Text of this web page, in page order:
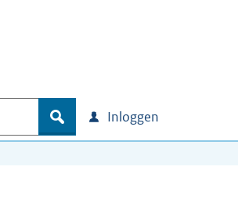
zoek Inloggen